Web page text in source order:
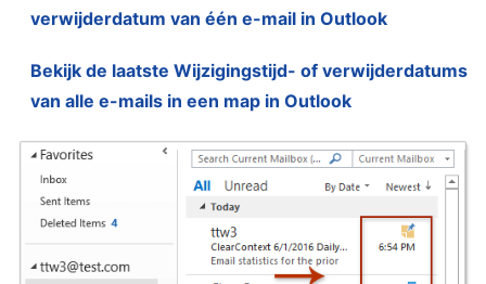
verwijderdatum van één e-mail in Outlook
Bekijk de laatste Wijzigingstijd- of verwijderdatums
van alle e-mails in een map in Outlook